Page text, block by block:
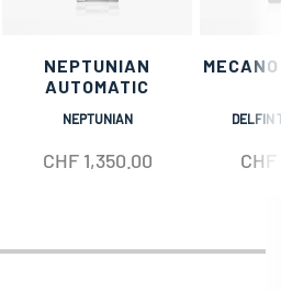
NEPTUNIAN
AUTOMATIC
NEPTUNIAN
CHF1,350.00
DELFIN
CHF